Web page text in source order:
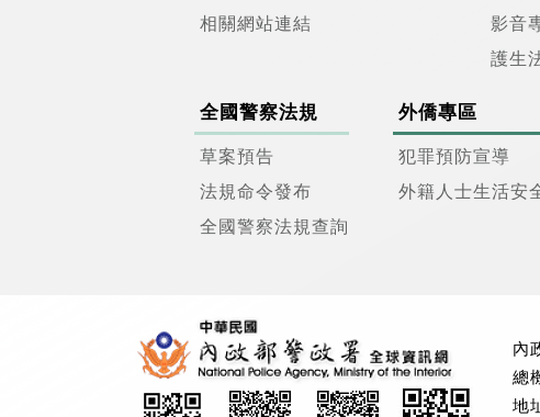
相關網站連結
影音
護生
全國警察法規
草案預告
法規命令發布
全國警察法規查詢
外僑專區
犯罪預防宣導
外籍人士生活安
內
總
地